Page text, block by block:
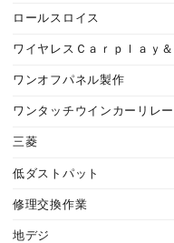
ロールスロイス
ワイヤレスＣａｒｐｌａｙ
ワンオフパネル製作
ワンタッチウインカーリレー
三菱
低ダストパット
修理交換作業
地デジ